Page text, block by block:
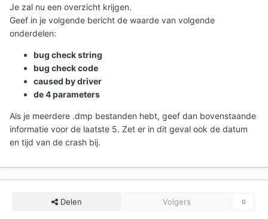
Je zal nu een overzicht krijgen.
Geef in je volgende bericht de waarde van volgende
onderdelen:
bug check string
bug check code
caused by driver
de 4 parameters
Als je meerdere .dmp bestanden hebt, geef dan bovenstaande
informatie voor de laatste 5. Zet er in dit geval ook de datum
en tijd van de crash bij.
Delen Volgers 0